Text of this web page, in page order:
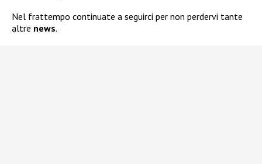
Nel frattempo continuate a seguirci per non perdervi tante
altre news.